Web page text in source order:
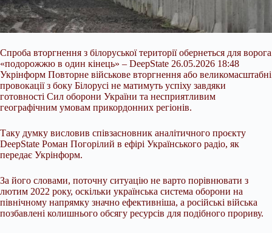
Спроба вторгнення з білоруської території обернеться для ворога
«подорожжю в один кінець» – DeepState 26.05.2026 18:48
Укрінформ Повторне військове вторгнення або великомасштабні
провокації з боку Білорусі не матимуть успіху завдяки
готовності Сил оборони України та несприятливим
географічним умовам прикордонних регіонів.
Таку думку висловив співзасновник аналітичного проєкту
DeepState Роман Погорілий в ефірі Українського радіо, як
передає Укрінформ.
За його словами, поточну ситуацію не варто порівнювати з
лютим 2022 року, оскільки українська система оборони на
північному напрямку значно ефективніша, а російські війська
позбавлені колишнього обсягу ресурсів для подібного прориву.